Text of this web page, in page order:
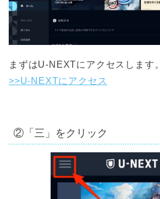
まずはU-NEXTにアクセスします。
>>U-NEXTにアクセス
②「三」をクリック